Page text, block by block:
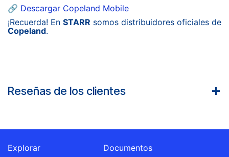
🔗 Descargar Copeland Mobile
¡Recuerda! En STARR somos distribuidores oficiales de
Copeland.
Reseñas de los clientes
Explorar
Documentos